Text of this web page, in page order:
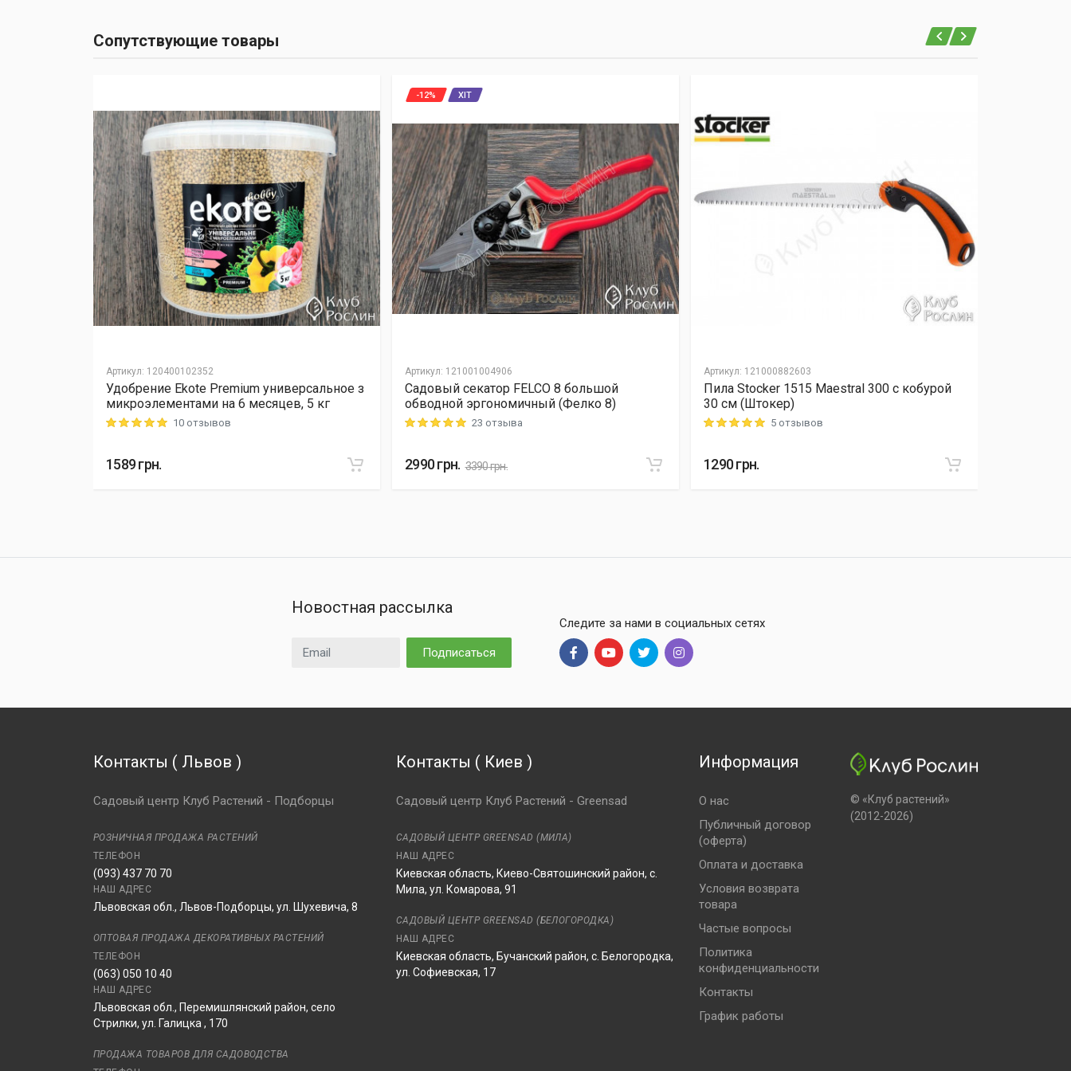
Сопутствующие товары
Артикул: 120400102352
Удобрение Ekote Premium универсальное з
микроэлементами на 6 месяцев, 5 кг
Rating: 5 out of 510 отзывов
1589грн.
Артикул: 121001004906
-12% ХІТ
Садовый секатор FELCO 8 большой
обводной эргономичный (Фелко 8)
Rating: 5 out of 523 отзыва
2990грн. 3390грн.
Артикул: 121000882603
Пила Stocker 1515 Maestral 300 с кобурой
30 см (Штокер)
Rating: 5 out of 55 отзывов
1290грн.
Новостная рассылка
Email адрес Подписаться
Следите за нами в социальных сетях
Контакты ( Львов )
Садовый центр Клуб Растений - Подборцы
РОЗНИЧНАЯ ПРОДАЖА РАСТЕНИЙ
ТЕЛЕФОН
(093) 437 70 70
НАШ АДРЕС
Львовская обл., Львов-Подборцы, ул. Шухевича, 8
ОПТОВАЯ ПРОДАЖА ДЕКОРАТИВНЫХ РАСТЕНИЙ
ТЕЛЕФОН
(063) 050 10 40
НАШ АДРЕС
Львовская обл., Перемишлянский район, село
Стрилки, ул. Галицка , 170
ПРОДАЖА ТОВАРОВ ДЛЯ САДОВОДСТВА
Контакты ( Киев )
Садовый центр Клуб Растений - Greensad
САДОВЫЙ ЦЕНТР GREENSAD (МИЛА)
НАШ АДРЕС
Киевская область, Киево-Святошинский район, с.
Мила, ул. Комарова, 91
САДОВЫЙ ЦЕНТР GREENSAD (БЕЛОГОРОДКА)
НАШ АДРЕС
Киевская область, Бучанский район, с. Белогородка,
ул. Софиевская, 17
Информация
О нас
Публичный договор
(оферта)
Оплата и доставка
Условия возврата
товара
Частые вопросы
Политика
конфиденциальности
Контакты
График работы
© «Клуб растений»
(2012-2026)